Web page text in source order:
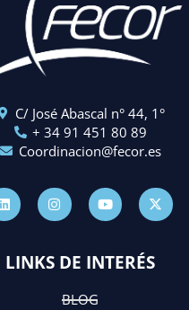
C/ José Abascal n° 44, 1°
+ 34 91 451 80 89
Coordinacion@fecor.es
L
i
n
k
I
n
s
t
r
m
Y
o
u
t
e
X
-
t
w
t
LINKS DE INTERÉS
BLOG